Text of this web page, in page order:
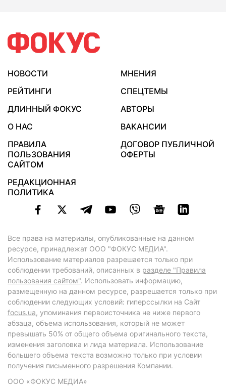
НОВОСТИ
МНЕНИЯ
РЕЙТИНГИ
СПЕЦТЕМЫ
ДЛИННЫЙ ФОКУС
АВТОРЫ
О НАС
ВАКАНСИИ
ПРАВИЛА
ПОЛЬЗОВАНИЯ
САЙТОМ
ДОГОВОР ПУБЛИЧНОЙ
ОФЕРТЫ
РЕДАКЦИОННАЯ
ПОЛИТИКА
Все права на материалы, опубликованные на данном
ресурсе, принадлежат ООО "ФОКУС МЕДИА".
Использование материалов разрешается только при
соблюдении требований, описанных в разделе "Правила
пользования сайтом". Использовать информацию,
размещенную на данном ресурсе, разрешается только при
соблюдении следующих условий: гиперссылки на Сайт
focus.ua, упоминания первоисточника не ниже первого
абзаца, объема использования, который не может
превышать 50% от общего объема оригинального текста,
изменения заголовка и лида материала. Использование
большего объема текста возможно только при условии
получения письменного разрешения Компании.
ООО «ФОКУС МЕДИА»